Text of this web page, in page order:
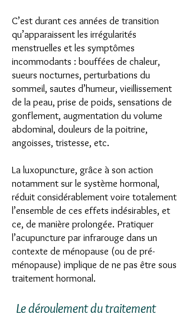
C’est durant ces années de transition
qu’apparaissent les irrégularités
menstruelles et les symptômes
incommodants : bouffées de chaleur,
sueurs nocturnes, perturbations du
sommeil, sautes d’humeur, vieillissement
de la peau, prise de poids, sensations de
gonflement, augmentation du volume
abdominal, douleurs de la poitrine,
angoisses, tristesse, etc.
La luxopuncture, grâce à son action
notamment sur le système hormonal,
réduit considérablement voire totalement
l’ensemble de ces effets indésirables, et
ce, de manière prolongée. Pratiquer
l’acupuncture par infrarouge dans un
contexte de ménopause (ou de pré-
ménopause) implique de ne pas être sous
traitement hormonal.
Le déroulement du traitement